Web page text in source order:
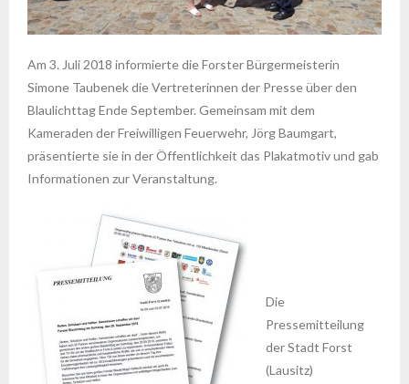
Am 3. Juli 2018 informierte die Forster Bürgermeisterin
Simone Taubenek die Vertreterinnen der Presse über den
Blaulichttag Ende September. Gemeinsam mit dem
Kameraden der Freiwilligen Feuerwehr, Jörg Baumgart,
präsentierte sie in der Öffentlichkeit das Plakatmotiv und gab
Informationen zur Veranstaltung.
Die
Pressemitteilung
der Stadt Forst
(Lausitz)